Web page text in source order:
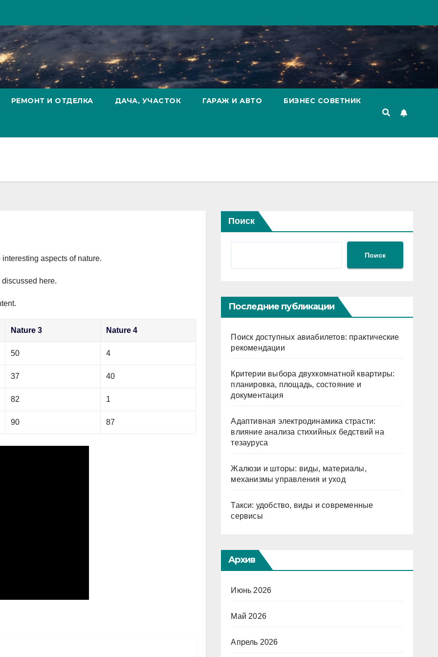
РЕМОНТ И ОТДЕЛКА ДАЧА, УЧАСТОК ГАРАЖ И АВТО БИЗНЕС СОВЕТНИК
aspects of nature.
here.
Nature 3 Nature 4
50 4
37 40
82 1
90 87
Поиск
Поиск
Последние публикации
Поиск доступных авиабилетов: практические
рекомендации
Критерии выбора двухкомнатной квартиры:
планировка, площадь, состояние и
документация
Адаптивная электродинамика страсти:
влияние анализа стихийных бедствий на
тезауруса
Жалюзи и шторы: виды, материалы,
механизмы управления и уход
Такси: удобство, виды и современные
сервисы
Архив
Июнь 2026
Май 2026
Апрель 2026